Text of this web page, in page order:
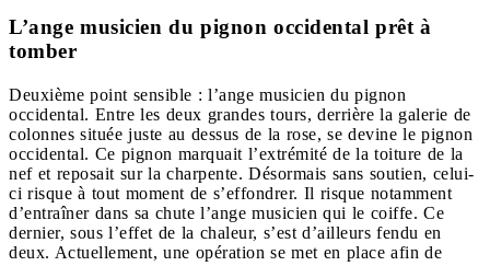
L’ange musicien du pignon occidental prêt à
tomber
Deuxième point sensible : l’ange musicien du pignon
occidental. Entre les deux grandes tours, derrière la galerie de
colonnes située juste au dessus de la rose, se devine le pignon
occidental. Ce pignon marquait l’extrémité de la toiture de la
nef et reposait sur la charpente. Désormais sans soutien, celui-
ci risque à tout moment de s’effondrer. Il risque notamment
d’entraîner dans sa chute l’ange musicien qui le coiffe. Ce
dernier, sous l’effet de la chaleur, s’est d’ailleurs fendu en
deux. Actuellement, une opération se met en place afin de